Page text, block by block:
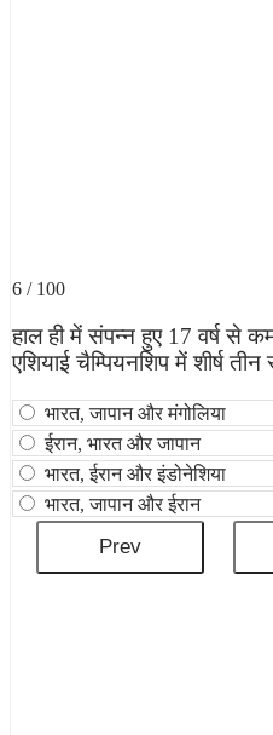
6 / 100
हाल ही में संपन्न हुए 17 वर्ष से
एशियाई चैम्पियनशिप में शीर्ष तीन
भारत, जापान और मंगोलिया
ईरान, भारत और जापान
भारत, ईरान और इंडोनेशिया
भारत, जापान और ईरान